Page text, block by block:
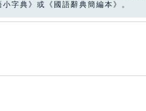
字典》或《國語辭典簡編本》。